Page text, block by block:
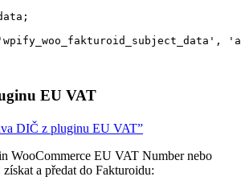
;
' wpify_woo_fakturoid_subject_data ' , '
EU VAT
DIČ z pluginu EU VAT”
WooCommerce EU VAT Number nebo
a předat do Fakturoidu: